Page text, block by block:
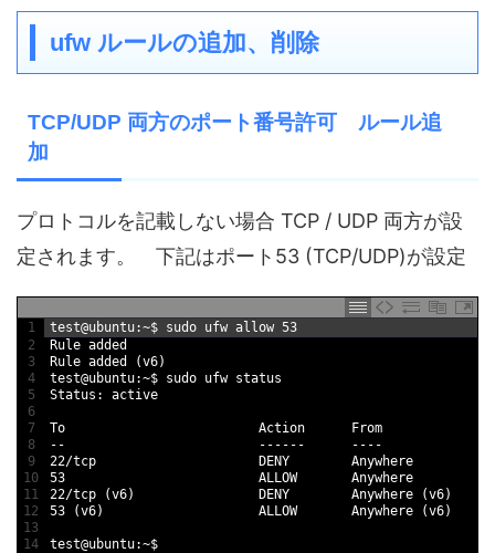
ufw ルールの追加、削除
TCP/UDP 両方のポート番号許可 ルール追
加
プロトコルを記載しない場合 TCP / UDP 両方が設
定されます。 下記はポート53 (TCP/UDP)が設定
1
2
3
4
5
6
7
8
9
10
11
12
13
14
test@ubuntu:~$ sudo ufw allow 53
Rule added
Rule added (v6)
test@ubuntu:~$ sudo ufw status
Status : active
To Action
From
--
-- -- -- -- --
22/tcp DENY Anywhere
53
ALLOW Anywhere
22/tcp (v6) DENY Anywhere (v6)
53
(v6) ALLOW Anywhere (v6)
test@ubuntu:~$